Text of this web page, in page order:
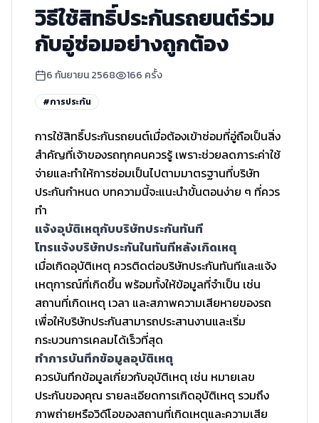
วิธีใช้สิทธิ์ประกันรถยนต์ร่วม
กับอู่ซ่อมอย่างถูกต้อง
6 กันยายน 2568 166 ครั้ง
#การประกัน
การใช้สิทธิ์ประกันรถยนต์เมื่อต้องเข้าซ่อมที่อู่ถือเป็นสิ่ง
สำคัญที่เจ้าของรถทุกคนควรรู้ เพราะช่วยลดภาระค่าใช้
จ่ายและทำให้การซ่อมเป็นไปตามมาตรฐานที่บริษัท
ประกันกำหนด บทความนี้จะแนะนำขั้นตอนง่าย ๆ ที่ควร
ทำ
แจ้งอุบัติเหตุกับบริษัทประกันทันที
โทรแจ้งบริษัทประกันในทันทีหลังเกิดเหตุ
เมื่อเกิดอุบัติเหตุ ควรติดต่อบริษัทประกันทันทีและแจ้ง
เหตุการณ์ที่เกิดขึ้น พร้อมทั้งให้ข้อมูลที่จำเป็น เช่น
สถานที่เกิดเหตุ เวลา และสภาพความเสียหายของรถ
เพื่อให้บริษัทประกันสามารถประสานงานและเริ่ม
กระบวนการเคลมได้เร็วที่สุด
ทำการบันทึกข้อมูลอุบัติเหตุ
ควรบันทึกข้อมูลเกี่ยวกับอุบัติเหตุ เช่น หมายเลข
ประกันของคุณ รายละเอียดการเกิดอุบัติเหตุ รวมถึง
ภาพถ่ายหรือวิดีโอของสถานที่เกิดเหตุและความเสีย